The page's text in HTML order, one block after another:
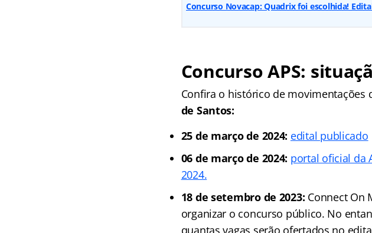
Concurso Novacap: Quadrix foi escolhida!
Concurso APS:
Confira o histórico de movimentações
de Santos:
25 de março de 2024: edital publicado
06 de março de 2024: portal oficial da
2024.
18 de setembro de 2023: Connect On
organizar o concurso público. No
quantas vagas serão ofertados no